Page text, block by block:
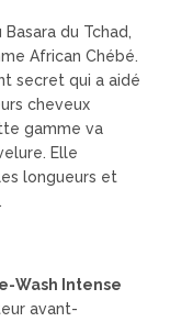
du Tchad,
African Chébé.
secret qui a aidé
cheveux
gamme va
Elle
longueurs et
Wash Intense
avant-